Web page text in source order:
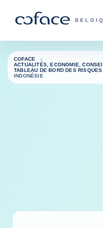
Retour à la page d'accueil
COFACE
ACTUALITÉS, ECONOMIE,
TABLEAU DE BORD DES
INDONÉSIE